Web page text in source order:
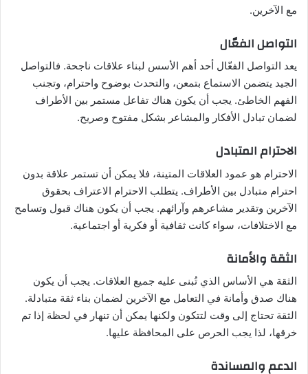
مع الآخرين.
التواصل الفعّال
يعد التواصل الفعّال أحد أهم الأسس لبناء علاقات ناجحة. فالتواصل
الجيد يتضمن الاستماع بتمعن، والتحدث بوضوح واحترام، وتجنب
الفهم الخاطئ. يجب أن يكون هناك تفاعل مستمر بين الأطراف
لضمان تبادل الأفكار والمشاعر بشكل مفتوح وصريح.
الاحترام المتبادل
الاحترام هو عمود العلاقات المتينة، فلا يمكن أن تستمر علاقة بدون
احترام متبادل بين الأطراف. يتطلب الاحترام الاعتراف بحقوق
الآخرين وتقدير مشاعرهم وآرائهم. يجب أن يكون هناك قبول وتسامح
مع الاختلافات، سواء كانت ثقافية أو فكرية أو اجتماعية.
الثقة والأمانة
الثقة هي الأساس الذي تُبنى عليه جميع العلاقات. يجب أن يكون
هناك صدق وأمانة في التعامل مع الآخرين لضمان بناء ثقة متبادلة.
الثقة تحتاج إلى وقت لتتكون ولكنها يمكن أن تنهار في لحظة إذا تم
خرقها، لذا يجب الحرص على المحافظة عليها.
الدعم والمساندة